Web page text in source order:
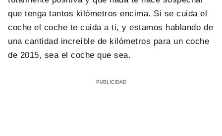
que tenga tantos kilómetros encima. Si se cuida el
coche el coche te cuida a ti, y estamos hablando de
una cantidad increíble de kilómetros para un coche
de 2015, sea el coche que sea.